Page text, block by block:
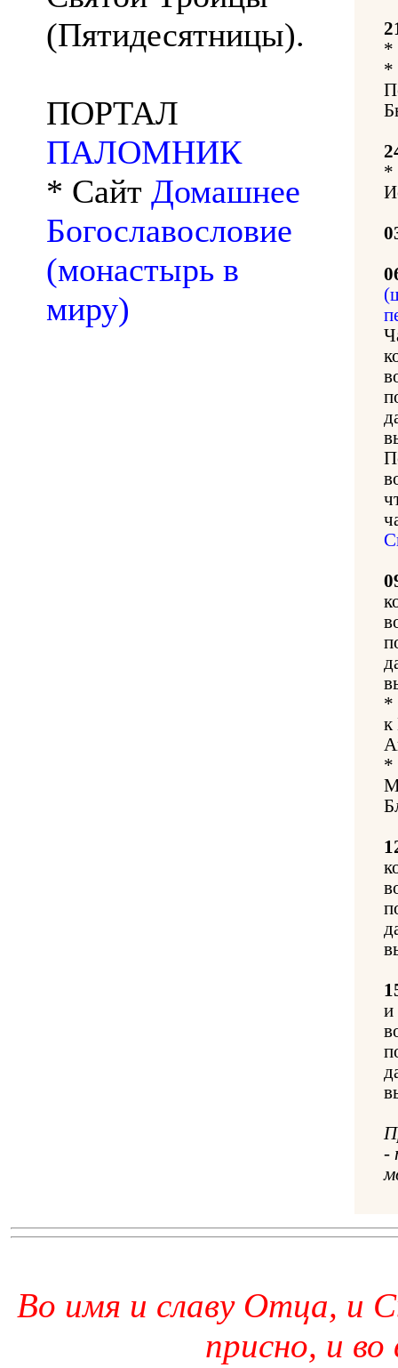
(Пятидесятницы).
ПОРТАЛ
ПАЛОМНИК
* Сайт Домашнее
Богославословие
(монастырь в
миру)
*
*
*
*
к
*
и
-
Во имя и славу Отца, и
присно, и во